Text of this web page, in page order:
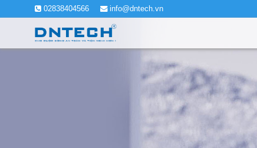
02838404566 info@dntech.vn